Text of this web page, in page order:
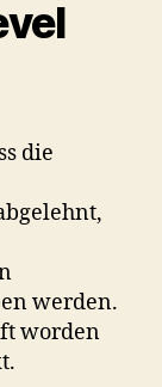
die
werden.
worden